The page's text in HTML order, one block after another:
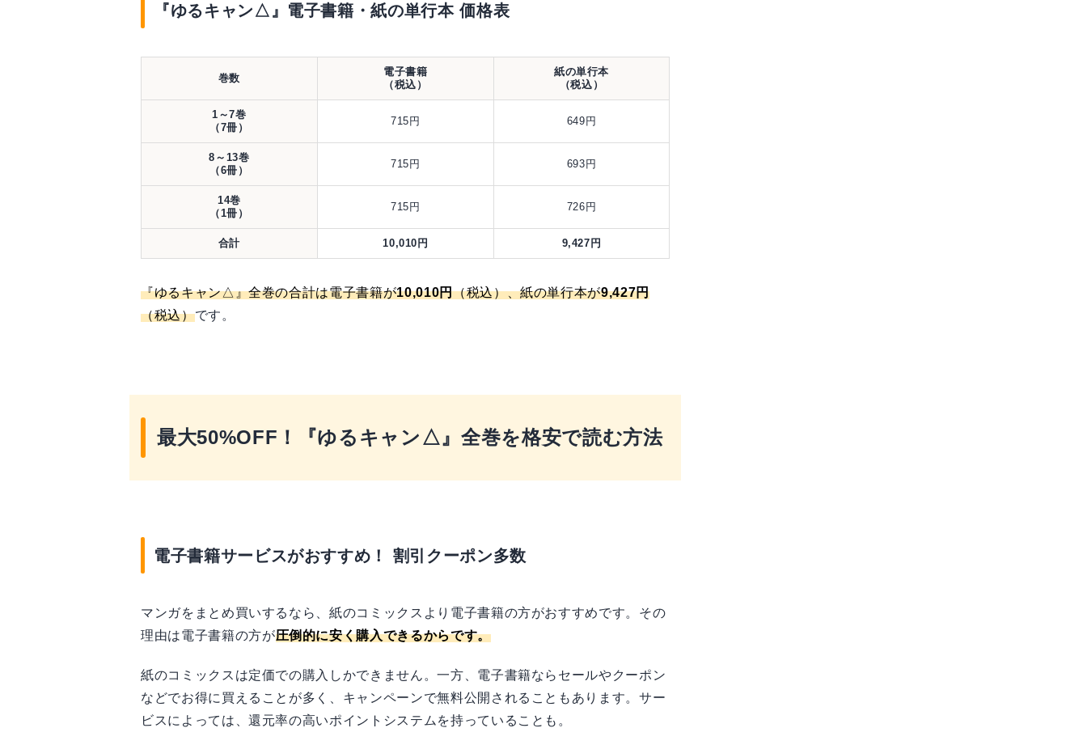
『ゆるキャン△』電子書籍・紙の単行本 価格表
巻数
電子書籍
（税込）
紙の単行本
（税込）
1～7巻
（7冊）
715円 649円
8～13巻
（6冊）
715円 693円
14巻
（1冊）
715円 726円
合計 10,010円 9,427円
『ゆるキャン△』全巻の合計は電子書籍が10,010円（税込）、紙の単行本が9,427円
（税込）です。
最大50%OFF！『ゆるキャン△』全巻を格安で読む方法
電子書籍サービスがおすすめ！ 割引クーポン多数
マンガをまとめ買いするなら、紙のコミックスより電子書籍の方がおすすめです。その
理由は電子書籍の方が圧倒的に安く購入できるからです。
紙のコミックスは定価での購入しかできません。一方、電子書籍ならセールやクーポン
などでお得に買えることが多く、キャンペーンで無料公開されることもあります。サー
ビスによっては、還元率の高いポイントシステムを持っていることも。